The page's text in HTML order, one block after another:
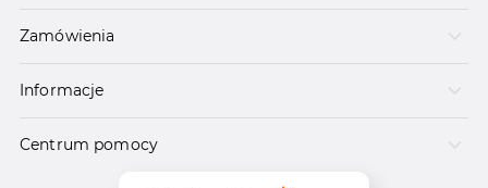
Zamówienia
Informacje
Centrum pomocy